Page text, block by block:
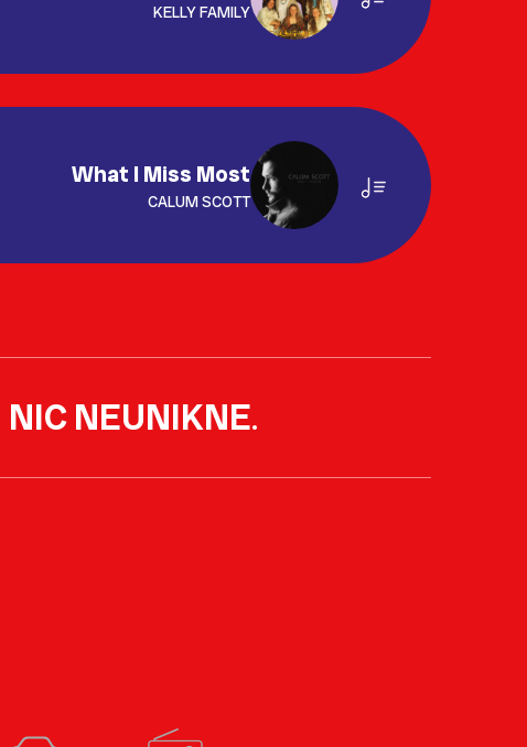
KELLY FAMILY
What I Miss Most
CALUM SCOTT
NIC NEUNIKNE.